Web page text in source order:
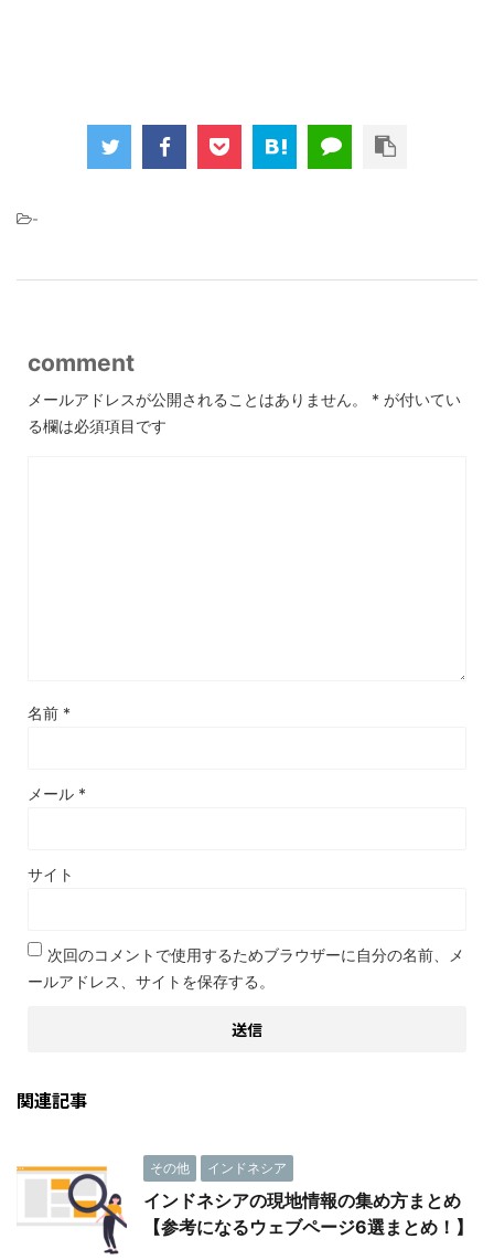
-
comment
メールアドレスが公開されることはありません。 * が付いてい
る欄は必須項目です
名前 *
メール *
サイト
次回のコメントで使用するためブラウザーに自分の名前、メ
ールアドレス、サイトを保存する。
関連記事
その他 インドネシア
インドネシアの現地情報の集め方まとめ
【参考になるウェブページ6選まとめ！】